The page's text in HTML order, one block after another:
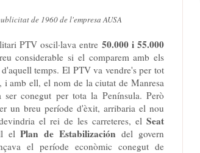
de 1960 de l'empresa AUSA
PTV oscil·lava entre 50.000 i 55.000
considerable si el comparem amb els
temps. El PTV va vendre's per tot
i amb ell, el nom de la ciutat de Manresa
ser conegut per tota la Península. Però
un breu període d'èxit, arribaria el nou
el rei de les carreteres, el Seat
elPlan de Estabilizacióndel govern
el període econòmic conegut de